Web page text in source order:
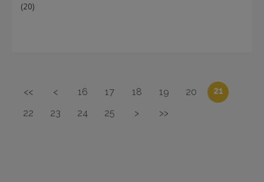
(20)
<< < 16 17 18 19 20
21
22
23 24 25 > >>